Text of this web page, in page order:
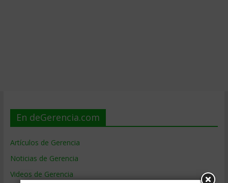
En deGerencia.com
Artículos de Gerencia
Noticias de Gerencia
Videos de Gerencia